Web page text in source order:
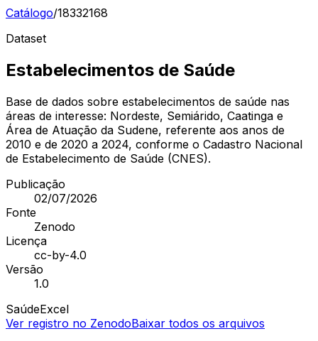
Catálogo/18332168
Dataset
Estabelecimentos de Saúde
Base de dados sobre estabelecimentos de saúde nas
áreas de interesse: Nordeste, Semiárido, Caatinga e
Área de Atuação da Sudene, referente aos anos de
2010 e de 2020 a 2024, conforme o Cadastro Nacional
de Estabelecimento de Saúde (CNES).
Publicação
02/07/2026
Fonte
Zenodo
Licença
cc-by-4.0
Versão
1.0
SaúdeExcel
Ver registro no ZenodoBaixar todos os arquivos